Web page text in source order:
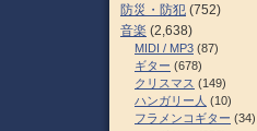
防災・防犯 (752)
音楽 (2,638)
MIDI / MP3 (87)
ギター (678)
クリスマス (149)
ハンガリー人 (10)
フラメンコギター (34)